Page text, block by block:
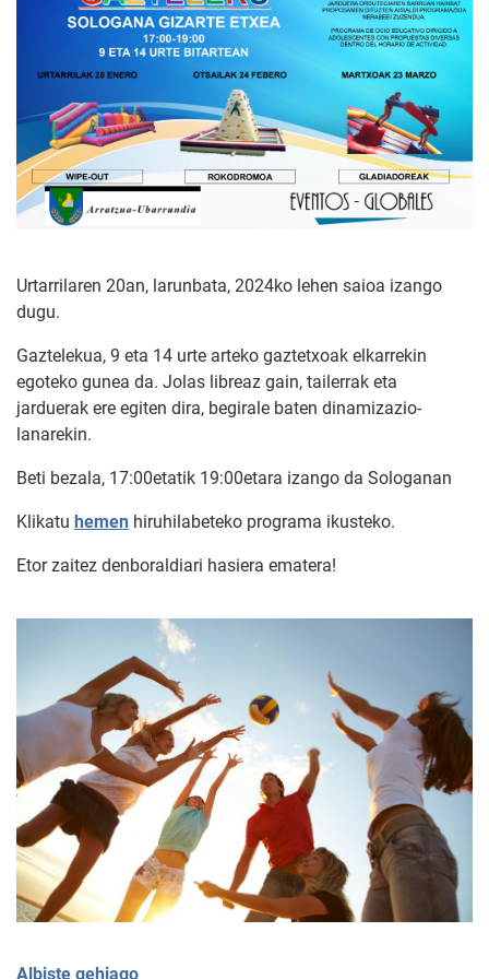
Urtarrilaren 20an, larunbata, 2024ko lehen saioa izango
dugu.
Gaztelekua, 9 eta 14 urte arteko gaztetxoak elkarrekin
egoteko gunea da. Jolas libreaz gain, tailerrak eta
jarduerak ere egiten dira, begirale baten dinamizazio-
lanarekin.
Beti bezala, 17:00etatik 19:00etara izango da Sologanan
Klikatu hemen hiruhilabeteko programa ikusteko.
Etor zaitez denboraldiari hasiera ematera!
Albiste gehiago